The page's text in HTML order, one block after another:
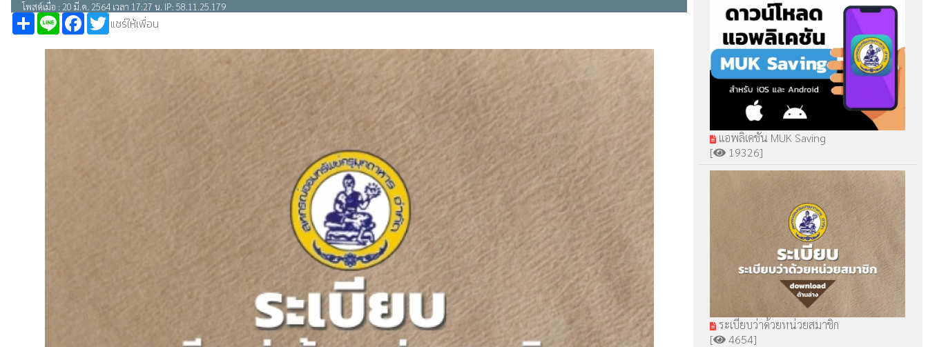
โพสต์เมื่อ : 20 มี.ค. 2564 เวลา 17:27 น. IP: 58.11.25.179
แชร์ให้เพื่อน
ShareLine Facebook
Twitter
แอพลิเคชัน MUK Saving
[
19326]
ระเบียบว่าด้วยหน่วยสมาชิก
[
4654]